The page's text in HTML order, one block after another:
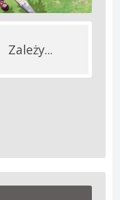
Zależy...